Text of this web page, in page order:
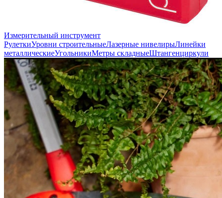
Измерительный инструмент
РулеткиУровни строительныеЛазерные нивелирыЛинейки
металлическиеУгольникиМетры складныеШтангенциркули